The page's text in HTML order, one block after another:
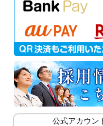
公式アカウン